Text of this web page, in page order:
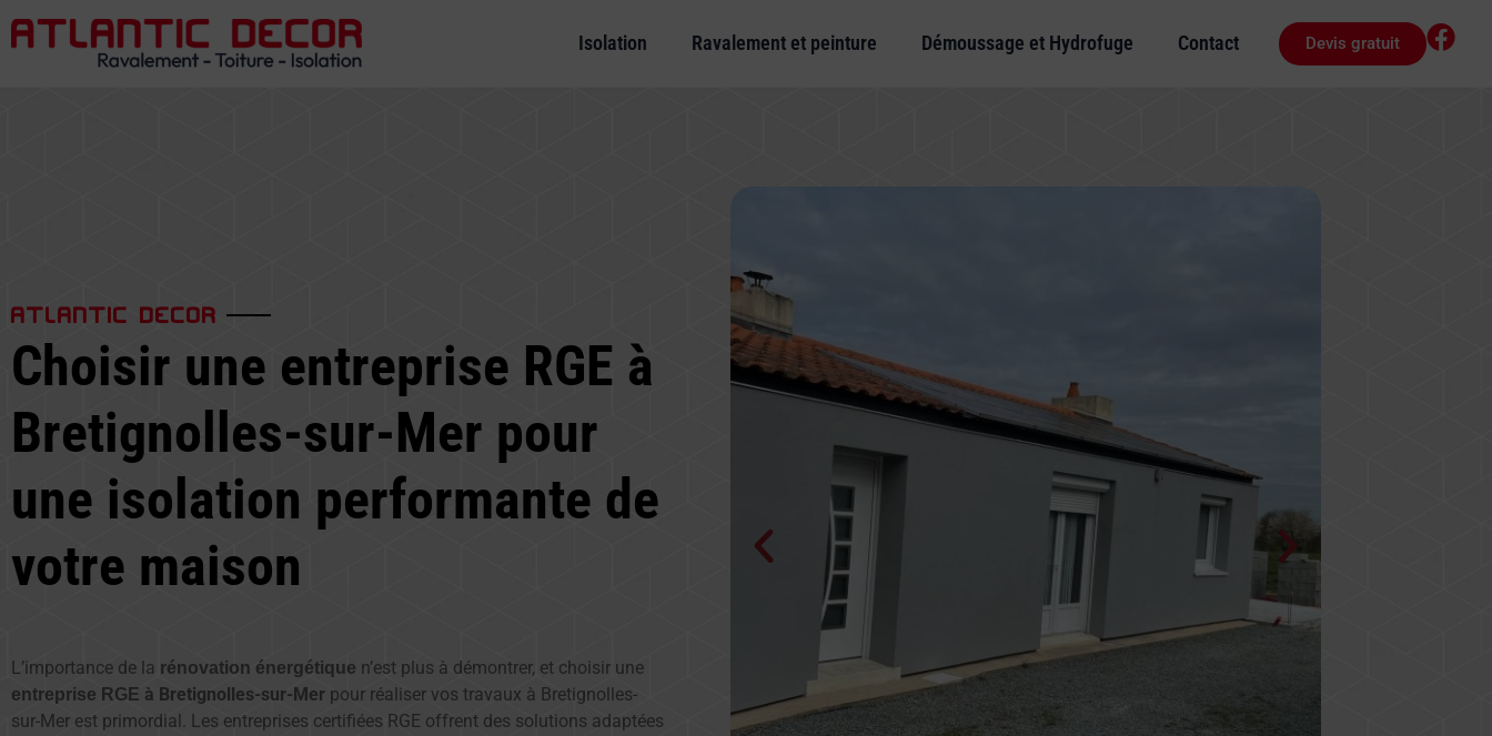
Isolation Ravalement et peinture Démoussage et Hydrofuge Contact Devis gratuit
ATLANTIC DECOR
Choisir une entreprise RGE à
Bretignolles-sur-Mer pour
une isolation performante de
votre maison
L’importance de la rénovation énergétique n’est plus à démontrer, et choisir une
entreprise RGE à Bretignolles-sur-Mer pour réaliser vos travaux à Bretignolles-
sur-Mer est primordial. Les entreprises certifiées RGE offrent des solutions adaptées